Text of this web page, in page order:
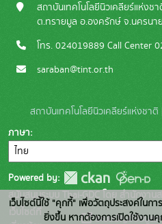
สถาบันเทคโนโลยีนิวเคลียร์แห่ง
ต.ทรายมูล อ.องครักษ์ จ.นครนา
โทร. 024019889 Call Center
saraban@tint.or.th
สถาบันเทคโนโลยีนิวเคลียร์แห่งชาติ
ภาษา
Powered by:
สนับสนุนระบบ Thai-GDC โดย สำนักงาน
ระบบบัญชีข้อมูล
เว็บไซต์นี้ใช้ "คุกกี้" เพื่อวัตถุประสงค์ใน
ยิ่งขึ้น หากต้องการเปิดใช้งาน